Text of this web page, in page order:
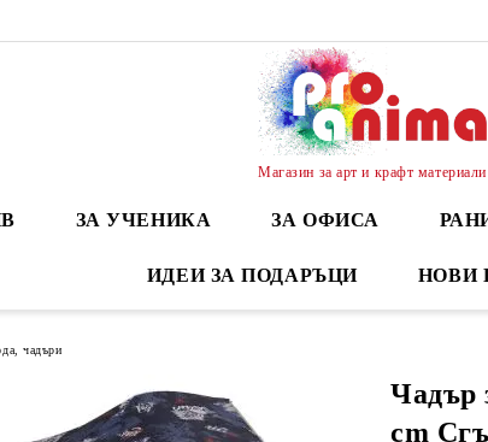
Магазин за арт и крафт материали
ЗА УЧЕНИКА ЗА ОФИСА
ИДЕИ ЗА ПОДАРЪЦИ НОВИ
чадъри
Чадър
cm